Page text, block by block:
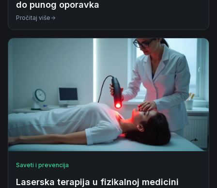
do punog oporavka
Pročitaj više
Saveti i prevencija
Laserska terapija u fizikalnoj medicini